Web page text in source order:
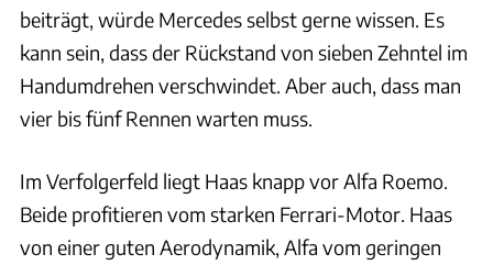
beiträgt, würde Mercedes selbst gerne wissen. Es
kann sein, dass der Rückstand von sieben Zehntel im
Handumdrehen verschwindet. Aber auch, dass man
vier bis fünf Rennen warten muss.
Im Verfolgerfeld liegt Haas knapp vor Alfa Roemo.
Beide profitieren vom starken Ferrari-Motor. Haas
von einer guten Aerodynamik, Alfa vom geringen